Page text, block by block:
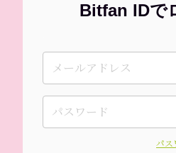
Bitfan IDで
パス